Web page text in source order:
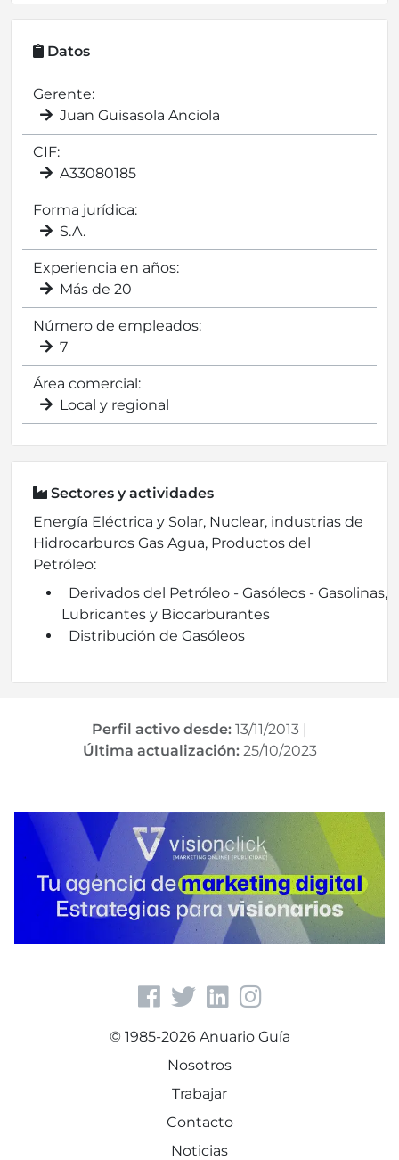
Datos
Gerente:
Juan Guisasola Anciola
CIF:
A33080185
Forma jurídica:
S.A.
Experiencia en años:
Más de 20
Número de empleados:
7
Área comercial:
Local y regional
Sectores y actividades
Energía Eléctrica y Solar, Nuclear, industrias de
Hidrocarburos Gas Agua, Productos del
Petróleo:
Derivados del Petróleo - Gasóleos - Gasolinas,
Lubricantes y Biocarburantes
Distribución de Gasóleos
Perfil activo desde: 13/11/2013 |
Última actualización:25/10/2023
© 1985-2026 Anuario Guía
Nosotros
Trabajar
Contacto
Noticias